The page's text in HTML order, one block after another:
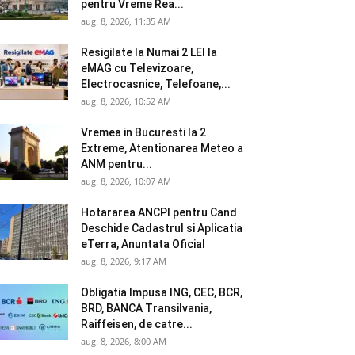
pentru Vreme Rea...
aug. 8, 2026, 11:35 AM
Resigilate la Numai 2 LEI la
eMAG cu Televizoare,
Electrocasnice, Telefoane,...
aug. 8, 2026, 10:52 AM
Vremea in Bucuresti la 2
Extreme, Atentionarea Meteo a
ANM pentru...
aug. 8, 2026, 10:07 AM
Hotararea ANCPI pentru Cand
Deschide Cadastrul si Aplicatia
eTerra, Anuntata Oficial
aug. 8, 2026, 9:17 AM
Obligatia Impusa ING, CEC, BCR,
BRD, BANCA Transilvania,
Raiffeisen, de catre...
aug. 8, 2026, 8:00 AM